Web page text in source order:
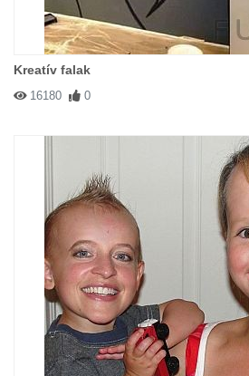
Kreatív falak
16180 0